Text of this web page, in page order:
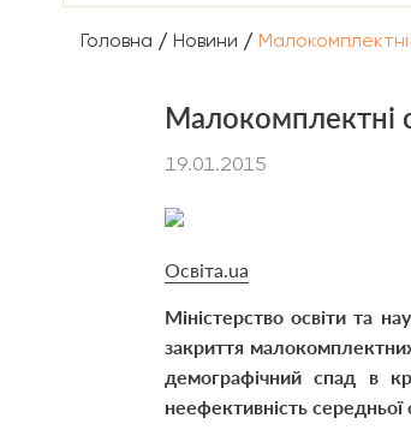
Головна / Новини /
Малокомплектні
19.01.2015
Освіта.ua
Міністерство освіти та
закриття
демографічний спад в
неефективність середньої